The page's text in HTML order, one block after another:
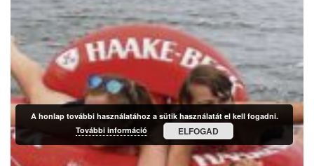
A honlap további használatához a sütik használatát el kell fogadni.
További információ
ELFOGAD